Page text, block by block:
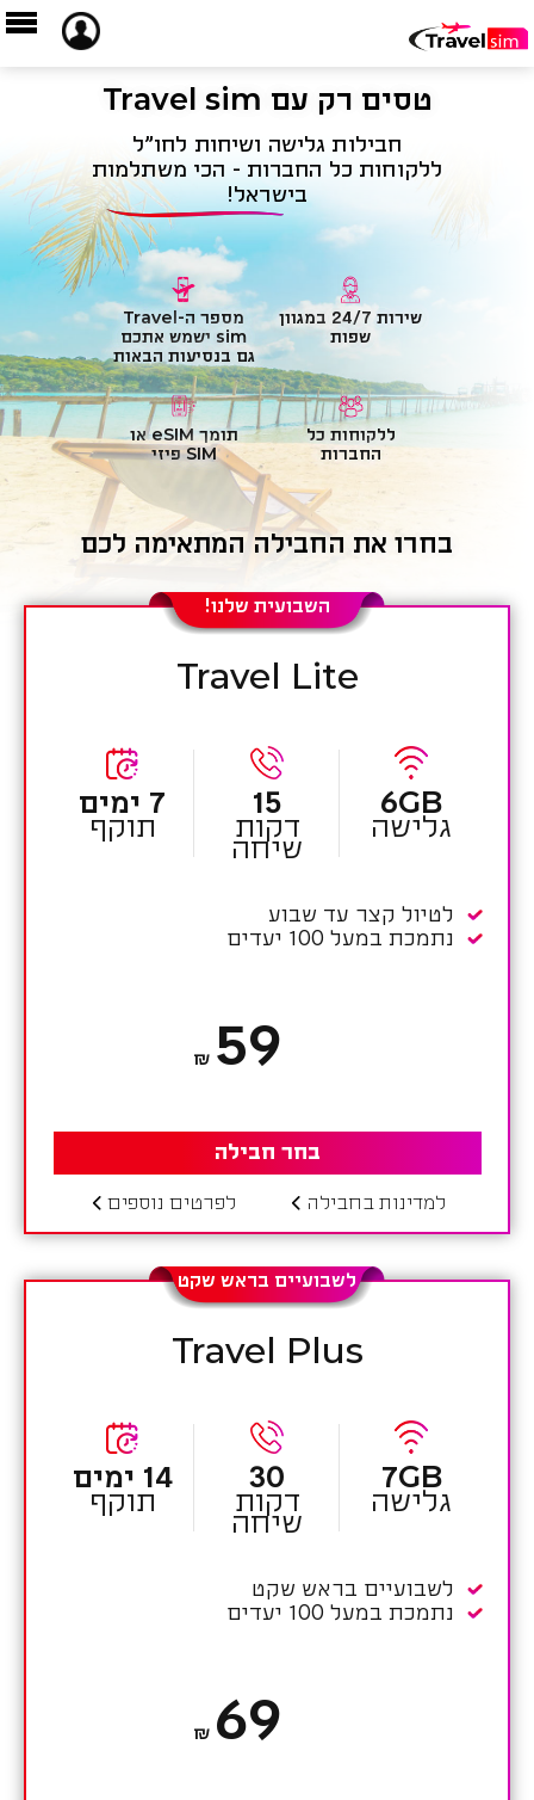
טסים רק עם Travel sim
חבילות גלישה ושיחות לחו"ל
ללקוחות כל החברות - הכי משתלמות
בישראל!
שירות 24/7 במגוון
שפות
מספר ה-Travel
sim ישמש אתכם
גם בנסיעות הבאות
ללקוחות כל
החברות
תומך eSIM או
SIM פיזי
בחרו את החבילה המתאימה לכם
השבועית שלנו!
Travel Lite
6GB
גלישה
15
דקות
שיחה
7 ימים
תוקף
לטיול קצר עד שבוע
נתמכת במעל 100 יעדים
₪ 59
למדינות בחבילה לפרטים נוספים
בחר חבילה
לשבועיים בראש שקט
Travel Plus
7GB
גלישה
30
דקות
שיחה
14 ימים
תוקף
לשבועיים בראש שקט
נתמכת במעל 100 יעדים
₪ 69